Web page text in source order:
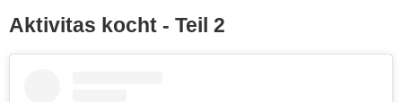
Aktivitas kocht - Teil 2